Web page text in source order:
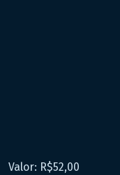
Valor: R$52,00